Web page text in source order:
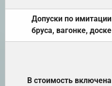
Допуски по имитации
бруса, вагонке, доске
В стоимость включена